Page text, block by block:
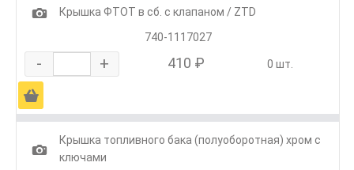
1
Крышка ФТОТ в сб. с клапаном / ZTD
740-1117027
- + 410 ₽ 0 шт.
Ä
1
Крышка топливного бака (полуоборотная) хром с
ключами